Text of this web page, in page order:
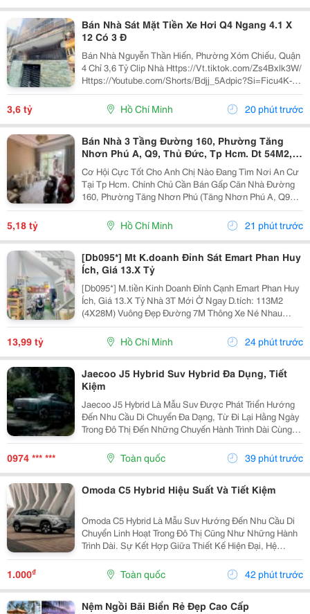
Bán Nhà Sát Mặt Tiền Xe Hơi Q4 Ngang 4.1 X
12 Có 3 Đ
Bán Nhà Nguyễn Thần Hiến, Phường Xóm Chiếu, Quận
4 Chỉ 3,6 Tỷ Clip Nhà Https://Vt.tiktok.com/Zs4Bxlk3W/
Https://Youtube.com/Shorts/Bdjj_5Adpic?Si=Ficu4K-
Ulrqinf8N Vị Trí Đẹp, Cách Mặt Tiền Nguyễn Thần Hiến
Chỉ , 10 Bước Chân Lên Xe Hơi,...
3,6 tỷ Hồ Chí Minh 20 phút trước
Bán Nhà 3 Tầng Đường 160, Phường Tăng
Nhơn Phú A, Q9, Thủ Đức, Tp Hcm. Dt 54M2,
Sổ Hồng Riêng. Giá 5,18 Tỷ
Cơ Hội Cực Tốt Cho Anh Chị Nào Đang Tìm Nơi An Cư
Tại Tp Hcm. Chính Chủ Cần Bán Gấp Căn Nhà Đường
160, Phường Tăng Nhơn Phú (Tăng Nhơn Phú A, Q9
Cũ). Vị Trí Nhà Nằm Trong Khu Dân Cư Ổn Định, Giao
Thông Thuận Tiện Chỉ Vài Bước Là Ra Lã Xuân Oai,
5,18 tỷ Hồ Chí Minh 21 phút trước
[Db095*] Mt K.doanh Đỉnh Sát Emart Phan Huy
Ích, Giá 13.X Tỷ
[Db095*] M.tiền Kinh Doanh Đỉnh Cạnh Emart Phan Huy
Ích, Giá 13.X Tỷ Nhà 3T Mới Ở Ngay D.tích: 113M2
(4X28M) Vuông Đẹp Đường 7M Thông Xe Né Nhau
6Phòng Ngủ, 6Tolet Phù Hợp Kinh Doanh Kết Bạn Liên
Hệ Xem Nhà Ngay!
13,99 tỷ Hồ Chí Minh 24 phút trước
Jaecoo J5 Hybrid Suv Hybrid Đa Dụng, Tiết
Kiệm
Jaecoo J5 Hybrid Là Mẫu Suv Được Phát Triển Hướng
Đến Nhu Cầu Di Chuyển Đa Dạng, Từ Đi Lại Hằng Ngày
Trong Đô Thị Đến Những Chuyến Hành Trình Dài Cùng
Gia Đình. Nhờ Hệ Truyền Động Hybrid Shs-H, Thiết Kế
Thực Dụng Và Nhiều Công Nghệ Hỗ Trợ, Xe Mang...
0974 *** *** Toàn quốc 39 phút trước
Omoda C5 Hybrid Hiệu Suất Và Tiết Kiệm
Omoda C5 Hybrid Là Mẫu Suv Hướng Đến Nhu Cầu Di
Chuyển Linh Hoạt Trong Đô Thị Cũng Như Những Hành
Trình Dài. Sự Kết Hợp Giữa Thiết Kế Hiện Đại, Hệ
Truyền Động Hybrid Và Các Công Nghệ Hỗ Trợ Thông
Minh Giúp Xe Đáp Ứng Tốt Nhiều Nhu Cầu Sử Dụng
Thực...
1.000₫ Toàn quốc 42 phút trước
Nệm Ngồi Bãi Biển Rẻ Đẹp Cao Cấp